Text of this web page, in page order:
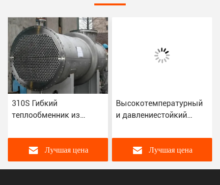
310S Гибкий
теплообменник из
всех процессов
теплообменаЛучшая цена
Высокотемпературный
и давлениестойкий
химического
производстваЛучшая цена